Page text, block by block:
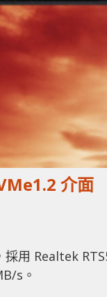
介面
採用 Realtek
s。